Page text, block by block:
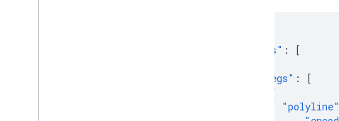
"routes" :
[
"legs" :
[
{
"polyline"